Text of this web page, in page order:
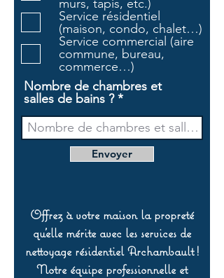
i
r
e
murs, tapis, etc.)
Service résidentiel
(maison, condo, chalet…)
Service commercial (aire
commune, bureau,
commerce…)
Nombre de chambres et
salles de bains ?
Envoyer
Offrez à votre maison la propreté
qu’elle mérite avec les services de
nettoyage résidentiel Archambault !
Notre équipe professionnelle et